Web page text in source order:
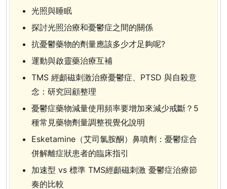
光照與睡眠
探討光照治療和憂鬱症之間的關係
抗憂鬱藥物的劑量應該多少才足夠呢?
運動與啟靈藥治療互補
TMS 經顱磁刺激治療憂鬱症、PTSD 與自殺意
念：研究回顧整理
憂鬱症藥物減量使用頻率要增加來減少戒斷？5
種常見藥物劑量調整視覺化說明
Esketamine（艾司氯胺酮）鼻噴劑：憂鬱症合
併解離症狀患者的臨床指引
加速型 vs 標準 TMS經顱磁刺激 憂鬱症治療節
奏的比較